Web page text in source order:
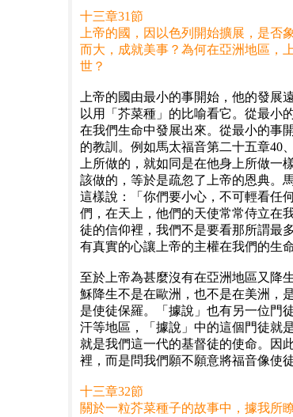
十三章31節
上帝的國，因以色列開始擴展，是否
而大，成就美事？為何在亞洲地區，
世？
上帝的國由最小的事開始，他的發展
以用「芥菜種」的比喻看它。從最小
在我們生命中發展出來。從最小的事
的教訓。例如馬太福音第二十五章40
上所做的，就如同是在他身上所做一
該做的，等於是疏忽了上帝的恩典。
這樣說：「你們要小心，不可輕看任
們，在天上，他們的天使常常侍立在
徒的信仰裡，我們不是要看那所謂最
有真實的心讓上帝的主權在我們的生命
至於上帝為甚麼沒有在亞洲地區又降
穌降生不是在歐洲，也不是在美洲，
是使徒保羅。「據說」也有另一位門
汗等地區，「據說」中的這個門徒就
就是我們這一代的基督徒的使命。因
裡，而是問我們願不願意將福音像使
十三章32節
關於一粒芥菜種子的故事中，據我所